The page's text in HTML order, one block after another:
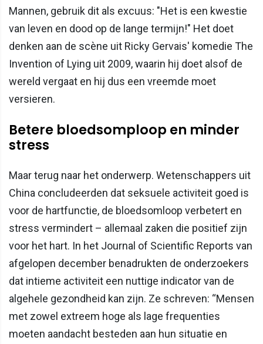
Mannen, gebruik dit als excuus: "Het is een kwestie
van leven en dood op de lange termijn!" Het doet
denken aan de scène uit Ricky Gervais' komedie The
Invention of Lying uit 2009, waarin hij doet alsof de
wereld vergaat en hij dus een vreemde moet
versieren.
Betere bloedsomploop en minder
stress
Maar terug naar het onderwerp. Wetenschappers uit
China concludeerden dat seksuele activiteit goed is
voor de hartfunctie, de bloedsomloop verbetert en
stress vermindert – allemaal zaken die positief zijn
voor het hart. In het Journal of Scientific Reports van
afgelopen december benadrukten de onderzoekers
dat intieme activiteit een nuttige indicator van de
algehele gezondheid kan zijn. Ze schreven: “Mensen
met zowel extreem hoge als lage frequenties
moeten aandacht besteden aan hun situatie en